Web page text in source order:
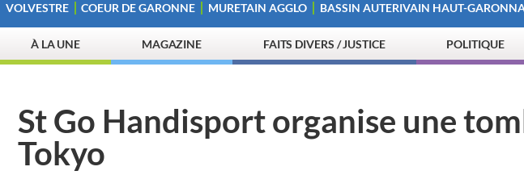
VOLVESTRE COEUR DE GARONNE MURETAIN AGGLO BASSIN AUTERIVAIN HAUT-
À LA UNE MAGAZINE FAITS DIVERS / JUSTICE POLITIQUE
St Go Handisport organise une
Tokyo